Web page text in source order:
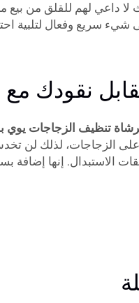
لا داعي لهم للقلق من بيع
سريع وفعال لتلبية
نقودك مع
تنظيف الزجاجات يوي
على الزجاجات، لذلك لن
الاستبدال. إنها